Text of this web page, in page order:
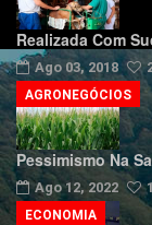
Realizada Com
Ago 03, 2018
Pessimismo Na
Ago 12, 2022
AGRONEGÓCIOS
ECONOMIA